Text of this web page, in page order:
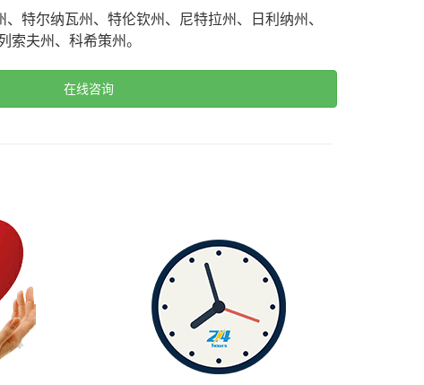
、特尔纳瓦州、特伦钦州、尼特拉州、日利纳州、
索夫州、科希策州。
在线咨询